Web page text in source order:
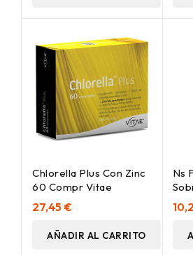
Chlorella Plus Con Zinc
60 Compr Vitae
27,45 €
AÑADIR AL CARRITO
Ns